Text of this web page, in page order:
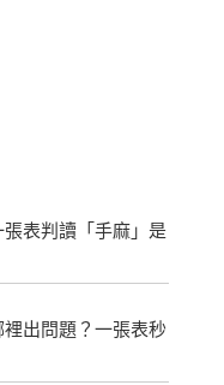
表判讀「手麻」是
出問題？一張表秒